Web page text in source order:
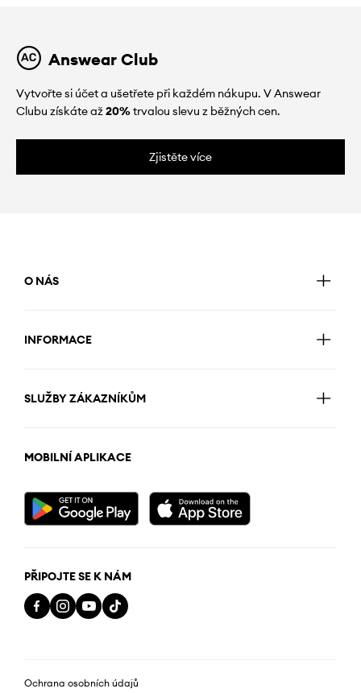
Answear Club
Vytvořte si účet a ušetřete při každém nákupu. V Answear
Clubu získáte až20%trvalou slevu z běžných cen.
Zjistěte více
O NÁS
INFORMACE
SLUŽBY ZÁKAZNÍKŮM
MOBILNÍ APLIKACE
PŘIPOJTE SE K NÁM
Ochrana osobních údajů